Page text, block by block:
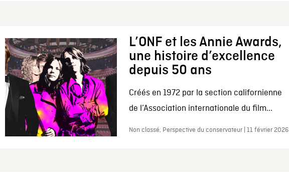
L’ONF et les Annie Awards,
une histoire d’excellence
depuis 50 ans
Créés en 1972 par la section californienne
de l’Association internationale du film...
Non classé, Perspective du conservateur | 11 février 2026